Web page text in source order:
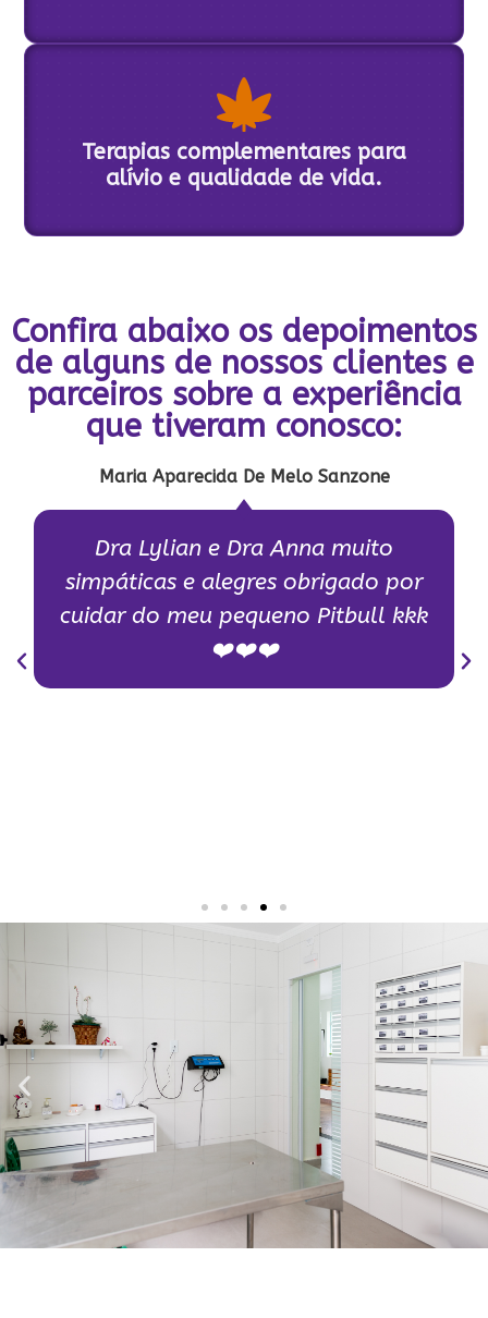
Terapias complementares para
alívio e qualidade de vida.
Confira abaixo os depoimentos
de alguns de nossos clientes e
parceiros sobre a experiência
que tiveram conosco:
por
kkk
Excelente tratamento já
chegada, recepção,
animal, orientação para
tutores, a dedicação
atendimento em saber o
Laerte Valentim